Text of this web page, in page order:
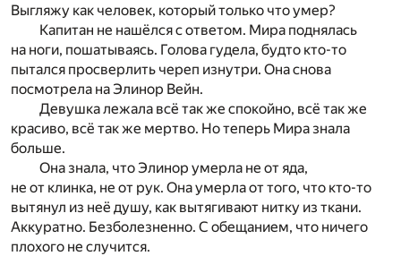
Выгляжу как человек, который только что умер?
Капитан не нашёлся с ответом. Мира поднялась
на ноги, пошатываясь. Голова гудела, будто кто-то
пытался просверлить череп изнутри. Она снова
посмотрела на Элинор Вейн.
Девушка лежала всё так же спокойно, всё так же
красиво, всё так же мертво. Но теперь Мира знала
больше.
Она знала, что Элинор умерла не от яда,
не от клинка, не от рук. Она умерла от того, что кто-то
вытянул из неё душу, как вытягивают нитку из ткани.
Аккуратно. Безболезненно. С обещанием, что ничего
плохого не случится.